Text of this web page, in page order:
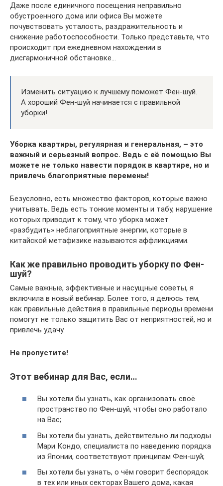
Даже после единичного посещения неправильно
обустроенного дома или офиса Вы можете
почувствовать усталость, раздражительность и
снижение работоспособности. Только представьте, что
происходит при ежедневном нахождении в
дисгармоничной обстановке…
Изменить ситуацию к лучшему поможет Фен-шуй.
А хороший Фен-шуй начинается с правильной
уборки!
Уборка квартиры, регулярная и генеральная, – это
важный и серьезный вопрос. Ведь с её помощью Вы
можете не только навести порядок в квартире, но и
привлечь благоприятные перемены!
Безусловно, есть множество факторов, которые важно
учитывать. Ведь есть тонкие моменты и табу, нарушение
которых приводит к тому, что уборка может
«разбудить» неблагоприятные энергии, которые в
китайской метафизике называются аффликциями.
Как же правильно проводить уборку по Фен-
шуй?
Самые важные, эффективные и насущные советы, я
включила в новый вебинар. Более того, я делюсь тем,
как правильные действия в правильные периоды времени
помогут не только защитить Вас от неприятностей, но и
привлечь удачу.
Не пропустите!
Этот вебинар для Вас, если…
Вы хотели бы узнать, как организовать своё
пространство по Фен-шуй, чтобы оно работало
на Вас;
Вы хотели бы узнать, действительно ли подходы
Мари Кондо, специалиста по наведению порядка
из Японии, соответствуют принципам Фен-шуй;
Вы хотели бы узнать, о чём говорит беспорядок
в тех или иных секторах Вашего дома, какая